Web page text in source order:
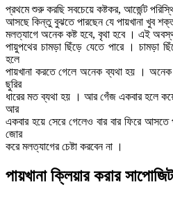
প্রথমে শুরু করছি সবচেয়ে কষ্টকর, আর্জেন্ট
আসছে কিন্তু বুঝতে পারছেন যে পায়খানা খুব
মলত্যাগে অনেক কষ্ট হবে, বৃথা হবে । এই
পায়ুপথের চামড়া ছিঁড়ে যেতে পারে । চামড়া
হলে
পায়খানা করতে গেলে অনেক ব্যথা হয় ।
ছুরির
ধারের মত ব্যথা হয় । আর গেঁজ একবার হলে
আর
একবার হয়ে সেরে গেলেও বার বার ফিরে
জোর
করে মলত্যাগের চেষ্টা করবেন না ।
পায়খানা ক্লিয়ার করার